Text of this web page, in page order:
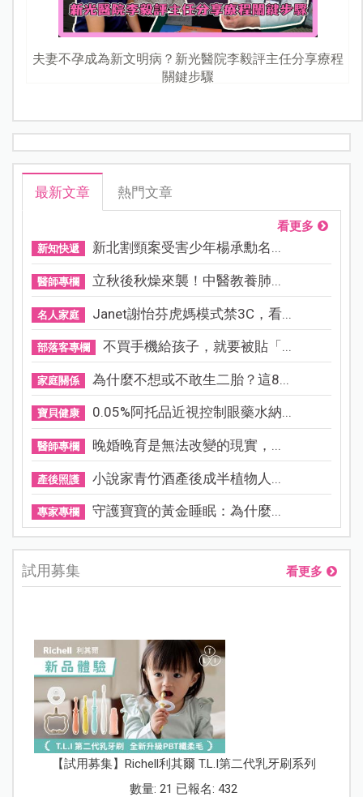
夫妻不孕成為新文明病？新光醫院李毅評主任分享療程
關鍵步驟
最新文章 熱門文章
看更多
新知快遞 新北割頸案受害少年楊承勳名...
醫師專欄 立秋後秋燥來襲！中醫教養肺...
名人家庭 Janet謝怡芬虎媽模式禁3C，看...
部落客專欄 不買手機給孩子，就要被貼「...
家庭關係 為什麼不想或不敢生二胎？這8...
寶貝健康 0.05%阿托品近視控制眼藥水納...
醫師專欄 晚婚晚育是無法改變的現實，...
產後照護 小說家青竹酒產後成半植物人...
專家專欄 守護寶寶的黃金睡眠：為什麼...
試用募集 看更多
【試用募集】Richell利其爾 T.L.I第二代乳牙刷系列
數量: 21 已報名: 432